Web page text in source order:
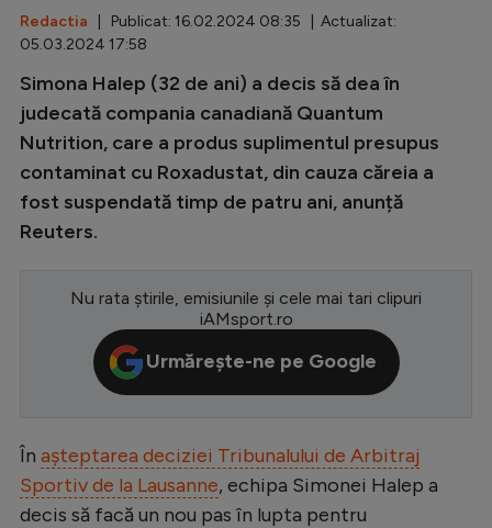
Champions League
Europa League
Conference League
LaLiga
Serie A
Bundesliga
Campionate
Starurile fotbalului
Redactia | Publicat: 16.02.2024 08:35 | Actualizat:
05.03.2024 17:58
Simona Halep (32 de ani) a decis să dea în
judecată compania canadiană Quantum
Nutrition, care a produs suplimentul presupus
contaminat cu Roxadustat, din cauza căreia a
fost suspendată timp de patru ani, anunță
Reuters.
Nu rata știrile, emisiunile și cele mai tari clipuri
iAMsport.ro
Urmărește-ne pe Google
În așteptarea deciziei Tribunalului de Arbitraj
Sportiv de la Lausanne, echipa Simonei Halep a
decis să facă un nou pas în lupta pentru